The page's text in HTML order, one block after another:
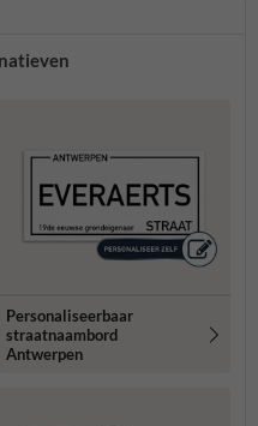
Personaliseerbaar
straatnaambord
Antwerpen